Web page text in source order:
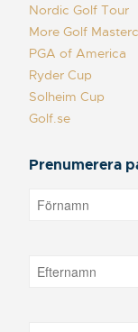
Nordic Golf Tour
More Golf
PGA of America
Ryder Cup
Solheim Cup
Golf.se
Prenumerera